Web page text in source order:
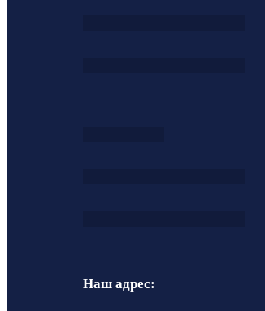
Наш адрес: